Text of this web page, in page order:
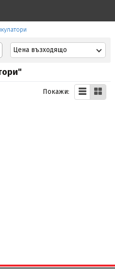
Цена възходящо
Покажи: